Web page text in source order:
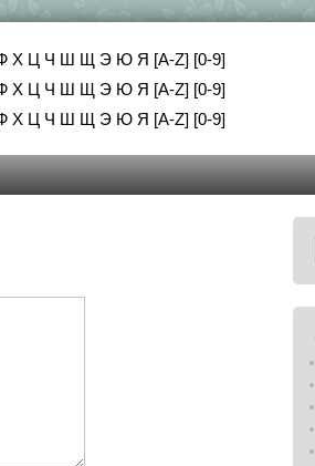
Х Ц Ч Ш Щ Э Ю Я [A-Z] [0-9]
Х Ц Ч Ш Щ Э Ю Я [A-Z] [0-9]
Х Ц Ч Ш Щ Э Ю Я [A-Z] [0-9]